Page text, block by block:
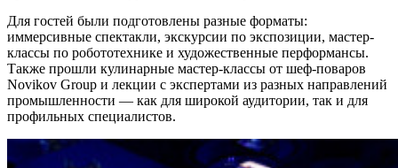
Для гостей были подготовлены разные форматы:
иммерсивные спектакли, экскурсии по экспозиции, мастер-
классы по робототехнике и художественные перформансы.
Также прошли кулинарные мастер-классы от шеф-поваров
Novikov Group и лекции с экспертами из разных направлений
промышленности — как для широкой аудитории, так и для
профильных специалистов.